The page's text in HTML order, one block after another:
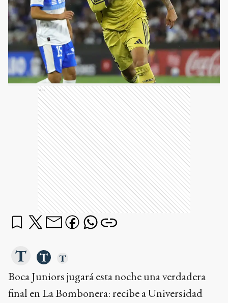
Ads
Boca Juniors jugará esta noche una verdadera
final en La Bombonera: recibe a Universidad